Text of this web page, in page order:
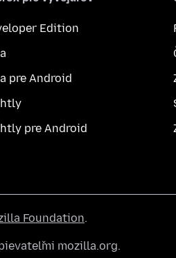
Edition
pre Android
pre Android
Foundation.
mozilla.org.